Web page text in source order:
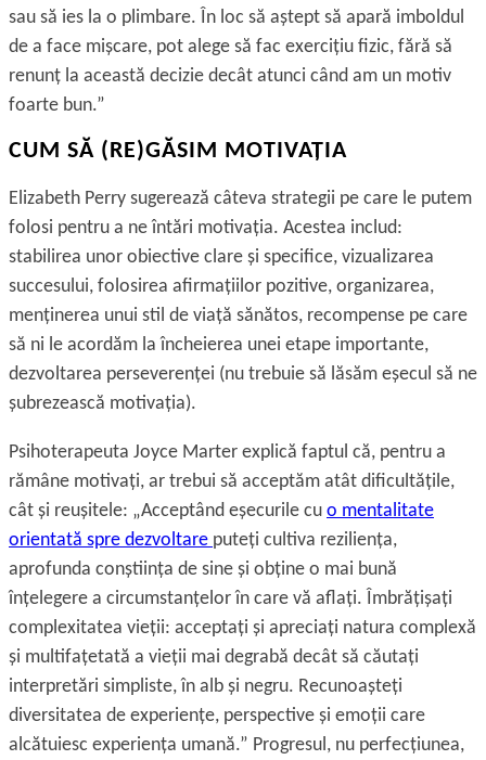
sau să ies la o plimbare. În loc să aștept să apară imboldul
de a face mișcare, pot alege să fac exerciţiu fizic, fără să
renunţ la această decizie decât atunci când am un motiv
foarte bun.”
CUM SĂ (RE)GĂSIM MOTIVAŢIA
Elizabeth Perry sugerează câteva strategii pe care le putem
folosi pentru a ne întări motivaţia. Acestea includ:
stabilirea unor obiective clare și specifice, vizualizarea
succesului, folosirea afirmaţiilor pozitive, organizarea,
menţinerea unui stil de viaţă sănătos, recompense pe care
să ni le acordăm la încheierea unei etape importante,
dezvoltarea perseverenţei (nu trebuie să lăsăm eșecul să ne
șubrezească motivaţia).
Psihoterapeuta Joyce Marter explică faptul că, pentru a
rămâne motivaţi, ar trebui să acceptăm atât dificultăţile,
cât și reușitele: „Acceptând eșecurile cu o mentalitate
orientată spre dezvoltare puteţi cultiva rezilienţa,
aprofunda conștiinţa de sine și obţine o mai bună
înţelegere a circumstanţelor în care vă aflaţi. Îmbrăţișaţi
complexitatea vieţii: acceptaţi și apreciaţi natura complexă
și multifaţetată a vieţii mai degrabă decât să căutaţi
interpretări simpliste, în alb și negru. Recunoașteţi
diversitatea de experienţe, perspective și emoţii care
alcătuiesc experienţa umană.” Progresul, nu perfecţiunea,